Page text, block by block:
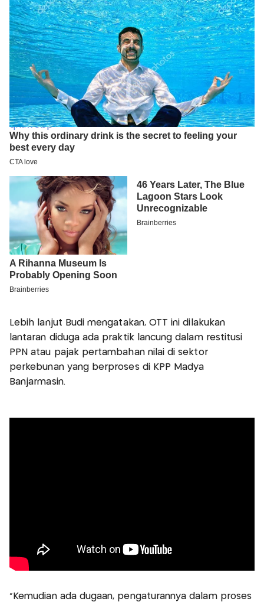
Lebih lanjut Budi mengatakan, OTT ini dilakukan
lantaran diduga ada praktik lancung dalam restitusi
PPN atau pajak pertambahan nilai di sektor
perkebunan yang berproses di KPP Madya
Banjarmasin.
"Kemudian ada dugaan, pengaturannya dalam proses